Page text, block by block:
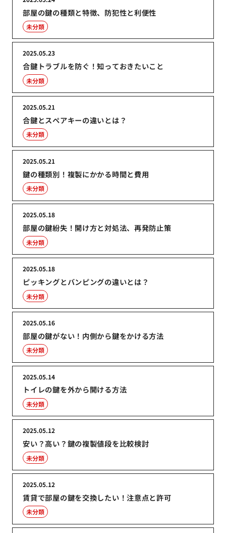
部屋の鍵の種類と特徴、防犯性と利便性
未分類
合鍵トラブルを防ぐ！知っておきたいこと
2025.05.23
未分類
合鍵とスペアキーの違いとは？
2025.05.21
未分類
鍵の種類別！複製にかかる時間と費用
2025.05.21
未分類
部屋の鍵紛失！開け方と対処法、再発防止策
2025.05.18
未分類
ピッキングとバンピングの違いとは？
2025.05.18
未分類
部屋の鍵がない！内側から鍵をかける方法
2025.05.16
未分類
トイレの鍵を外から開ける方法
2025.05.14
未分類
安い？高い？鍵の複製値段を比較検討
2025.05.12
未分類
賃貸で部屋の鍵を交換したい！注意点と許可
2025.05.12
未分類